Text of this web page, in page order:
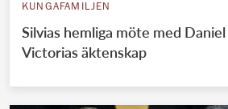
KUNGAFAMILJEN
Silvias hemliga möte med
Victorias äktenskap